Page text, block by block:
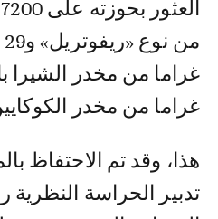
غراما من مخدر
هذا، وقد تم الاحتفاظ
تدبير الحراسة